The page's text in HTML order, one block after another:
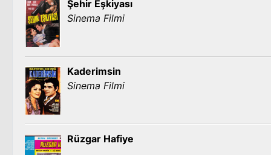
Şehir Eşkiyası
Sinema Filmi
Kaderimsin
Sinema Filmi
Rüzgar Hafiye